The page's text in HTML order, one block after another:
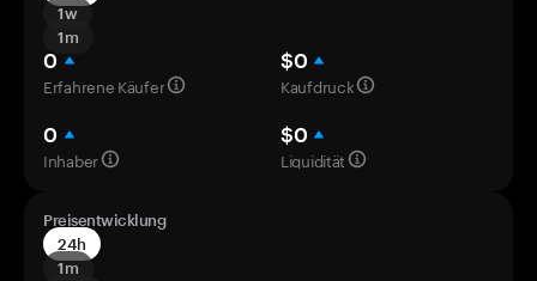
1w
1m
0
Erfahrene Käufer
$0
Kaufdruck
0
Inhaber
$0
Liquidität
Preisentwicklung
24h
1m